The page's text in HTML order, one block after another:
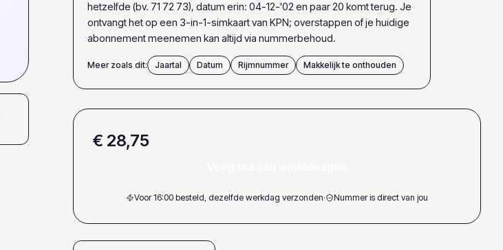
hetzelfde (bv. 71 72 73), datum erin: 04-12-'02 en paar 20 komt terug. Je
ontvangt het op een 3-in-1-simkaart van KPN; overstappen of je huidige
abonnement meenemen kan altijd via nummerbehoud.
Meer zoals dit: Jaartal Datum Rijmnummer Makkelijk te onthouden
€ 28,75
Voor 16:00 besteld, dezelfde werkdag verzonden· Nummer is direct van jou